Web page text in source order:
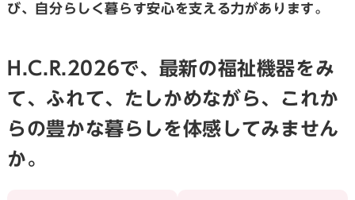
び、自分らしく暮らす安心を支える力があります。
H.C.R.2026で、最新の福祉機器をみ
て、ふれて、たしかめながら、これか
らの豊かな暮らしを体感してみません
か。